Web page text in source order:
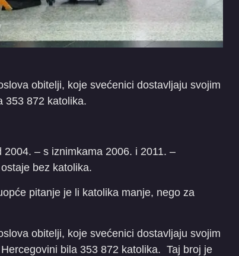
obitelji, koje svećenici dostavljaju svojim
353 872 katolika.
– s iznimkama 2006. i 2011. –
bez katolika.
pitanje je li katolika manje, nego za
obitelji, koje svećenici dostavljaju svojim
bila 353 872 katolika. Taj broj je